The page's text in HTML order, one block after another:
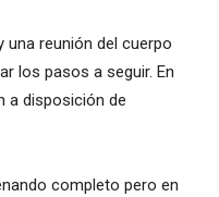
una reunión del cuerpo
los pasos a seguir. En
a disposición de
completo pero en